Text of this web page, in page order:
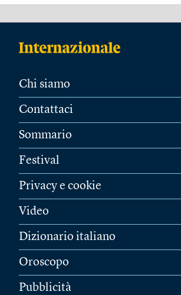
Chi siamo
Contattaci
Sommario
Festival
Privacy e cookie
Video
Dizionario italiano
Oroscopo
Pubblicità